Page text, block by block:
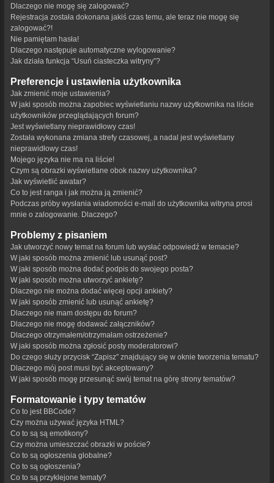
Dlaczego nie mogę się zalogować?
Rejestracja została dokonana jakiś czas temu, ale teraz nie mogę się
zalogować?!
Nie pamiętam hasła!
Dlaczego następuje automatyczne wylogowanie?
Jak działa funkcja “Usuń ciasteczka witryny”?
Preferencje i ustawienia użytkownika
Jak zmienić moje ustawienia?
W jaki sposób można zapobiec wyświetlaniu nazwy użytkownika na liście
użytkowników przeglądających forum?
Jest wyświetlany nieprawidłowy czas!
Została wykonana zmiana strefy czasowej, a nadal jest wyświetlany
nieprawidłowy czas!
Mojego języka nie ma na liście!
Czym są obrazki wyświetlane obok nazwy użytkownika?
Jak wyświetlić awatar?
Co to jest ranga i jak można ją zmienić?
Podczas próby wysłania wiadomości e-mail do użytkownika witryna prosi
mnie o zalogowanie. Dlaczego?
Problemy z pisaniem
Jak utworzyć nowy temat na forum lub wysłać odpowiedź w temacie?
W jaki sposób można zmienić lub usunąć post?
W jaki sposób można dodać podpis do swojego posta?
W jaki sposób można utworzyć ankietę?
Dlaczego nie można dodać więcej opcji ankiety?
W jaki sposób zmienić lub usunąć ankietę?
Dlaczego nie mam dostępu do forum?
Dlaczego nie mogę dodawać załączników?
Dlaczego otrzymałem/otrzymałam ostrzeżenie?
W jaki sposób można zgłosić posty moderatorowi?
Do czego służy przycisk “Zapisz” znajdujący się w oknie tworzenia tematu?
Dlaczego mój post musi być akceptowany?
W jaki sposób mogę przesunąć swój temat na górę strony tematów?
Formatowanie i typy tematów
Co to jest BBCode?
Czy można używać języka HTML?
Co to są są emotikony?
Czy można umieszczać obrazki w poście?
Co to są ogłoszenia globalne?
Co to są ogłoszenia?
Co to są przyklejone tematy?